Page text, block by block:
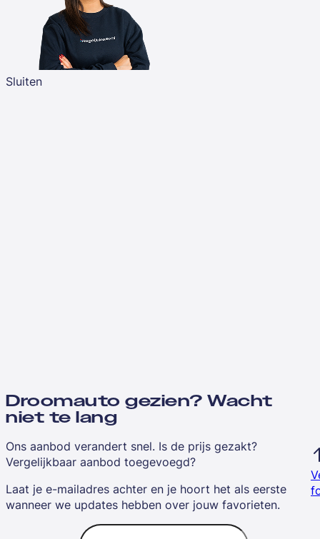
Sluiten
Droomauto gezien? Wacht
niet te lang
Ons aanbod verandert snel. Is de prijs gezakt?
Vergelijkbaar aanbod toegevoegd?
Laat je e-mailadres achter en je hoort het als eerste
wanneer we updates hebben over jouw favorieten.